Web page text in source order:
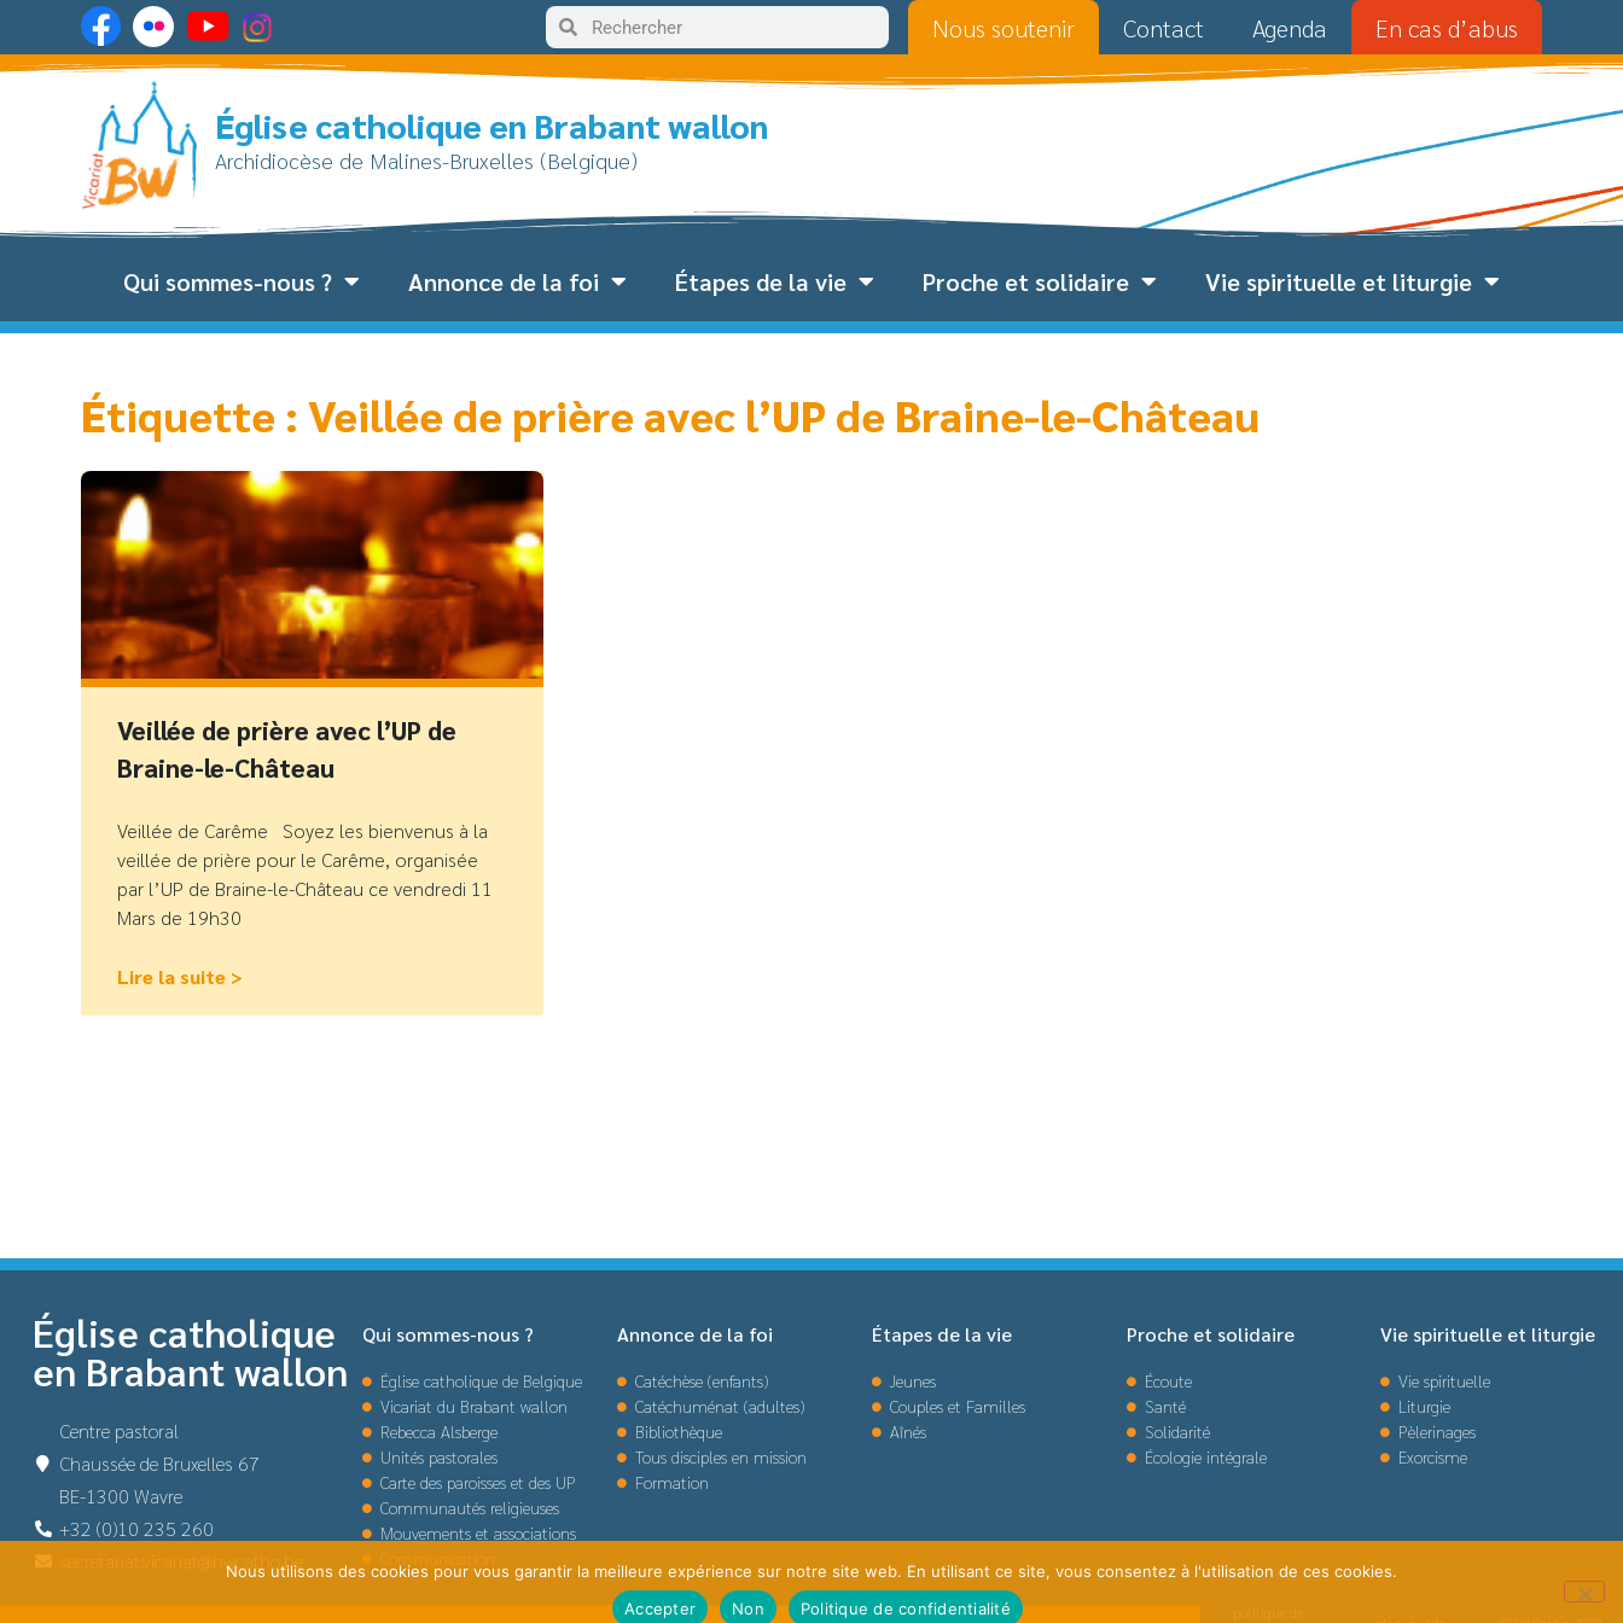
Nous soutenir Contact Agenda En cas d’abus
Église catholique en Brabant wallon
Archidiocèse de Malines-Bruxelles (Belgique)
Qui sommes-nous ? Annonce de la foi Étapes de la vie Proche et solidaire Vie spirituelle et liturgie
Étiquette : Veillée de prière avec l’UP de Braine-le-Château
Veillée de prière avec l’UP de
Braine-le-Château
Veillée de Carême Soyez les bienvenus à la
veillée de prière pour le Carême, organisée
par l’UP de Braine-le-Château ce vendredi 11
Mars de 19h30
Lire la suite >
Église catholique
en Brabant wallon
Centre pastoral
Chaussée de Bruxelles 67
BE-1300 Wavre
+32 (0)10 235 260
secretariat.vicariat@bwcatho.be
Qui sommes-nous ?
Église catholique de Belgique
Vicariat du Brabant wallon
Rebecca Alsberge
Unités pastorales
Carte des paroisses et des UP
Communautés religieuses
Mouvements et associations
Annonce de la foi
Catéchèse (enfants)
Catéchuménat (adultes)
Bibliothèque
Tous disciples en mission
Formation
Étapes de la vie
Jeunes
Couples et Familles
Aînés
Proche et solidaire
Écoute
Santé
Solidarité
Écologie intégrale
Vie spirituelle et liturgie
Vie spirituelle
Liturgie
Pèlerinages
Exorcisme
Nous utilisons des cookies pour vous garantir la meilleure expérience sur notre site web. En utilisant ce site, vous consentez à l'utilisation de ces cookies.
Accepter
Non Politique de confidentialité